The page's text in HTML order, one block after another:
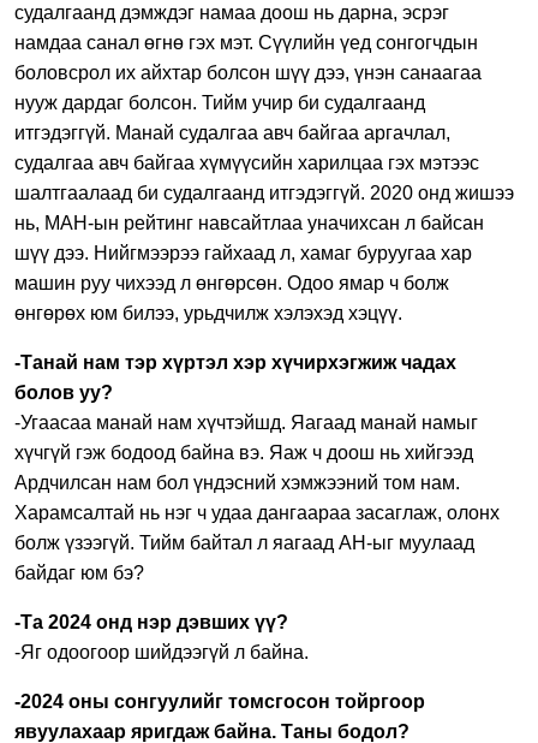
судалгаанд дэмждэг намаа доош нь дарна, эсрэг
намдаа санал өгнө гэх мэт. Сүүлийн үед сонгогчдын
боловсрол их айхтар болсон шүү дээ, үнэн санаагаа
нууж дардаг болсон. Тийм учир би судалгаанд
итгэдэггүй. Манай судалгаа авч байгаа аргачлал,
судалгаа авч байгаа хүмүүсийн харилцаа гэх мэтээс
шалтгаалаад би судалгаанд итгэдэггүй. 2020 онд жишээ
нь, МАН-ын рейтинг навсайтлаа уначихсан л байсан
шүү дээ. Нийгмээрээ гайхаад л, хамаг буруугаа хар
машин руу чихээд л өнгөрсөн. Одоо ямар ч болж
өнгөрөх юм билээ, урьдчилж хэлэхэд хэцүү.
-Танай нам тэр хүртэл хэр хүчирхэгжиж чадах
болов уу?
-Угаасаа манай нам хүчтэйшд. Яагаад манай намыг
хүчгүй гэж бодоод байна вэ. Яаж ч доош нь хийгээд
Ардчилсан нам бол үндэсний хэмжээний том нам.
Харамсалтай нь нэг ч удаа дангаараа засаглаж, олонх
болж үзээгүй. Тийм байтал л яагаад АН-ыг муулаад
байдаг юм бэ?
-Та 2024 онд нэр дэвших үү?
-Яг одоогоор шийдээгүй л байна.
-2024 оны сонгуулийг томсгосон тойргоор
явуулахаар яригдаж байна. Таны бодол?